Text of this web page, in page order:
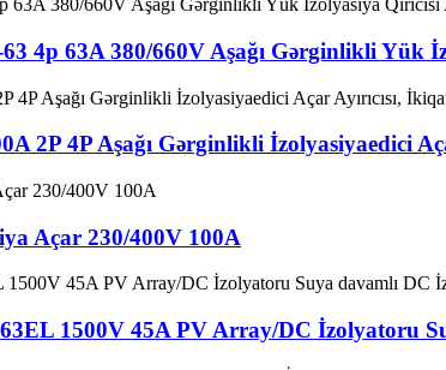
4p 63A 380/660V Aşağı Gərginlikli Yük
2P 4P Aşağı Gərginlikli İzolyasiyaedici
Açar 230/400V 100A
1500V 45A PV Array/DC İzolyatoru